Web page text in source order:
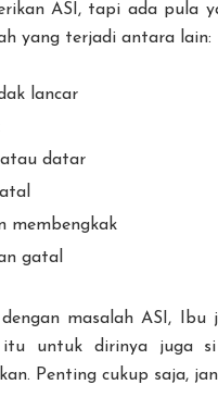
ASI, tapi ada pula
yang terjadi antara lain:
lancar
datar
membengkak
gatal
masalah ASI,
untuk dirinya juga
Penting cukup saja,